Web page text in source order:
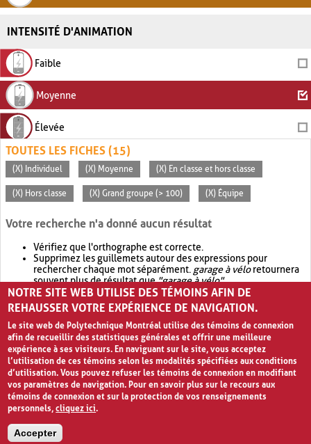
INTENSITÉ D'ANIMATION
Faible
Moyenne
Élevée
TOUTES LES FICHES (15)
(X) Individuel (X) Moyenne (X) En classe et hors classe
(X) Hors classe (X) Grand groupe (> 100) (X) Équipe
Votre recherche n'a donné aucun résultat
Vérifiez que l'orthographe est correcte.
Supprimez les guillemets autour des expressions pour
rechercher chaque mot séparément. garage à véloretournera
souvent plus de résultat que"garage à vélo".
Envisagez d'élargir votre recherche avec OR.garage OR vélo
retournera souvent plus de résultat quegarage à vélo
NOTRE SITE WEB UTILISE DES TÉMOINS AFIN DE
REHAUSSER VOTRE EXPÉRIENCE DE NAVIGATION.
Le site web de Polytechnique Montréal utilise des témoins de connexion
afin de recueillir des statistiques générales et offrir une meilleure
expérience à ses visiteurs. En naviguant sur le site, vous acceptez
l’utilisation de ces témoins selon les modalités spécifiées aux conditions
d’utilisation. Vous pouvez refuser les témoins de connexion en modifiant
vos paramètres de navigation. Pour en savoir plus sur le recours aux
témoins de connexion et sur la protection de vos renseignements
personnels,cliquez ici.
Accepter